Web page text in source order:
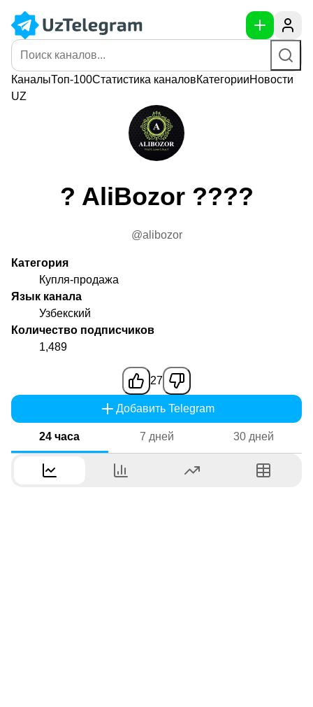
КаналыТоп-100Статистика каналовКатегорииНовости
UZ
? AliBozor ????
@alibozor
Категория
Купля-продажа
Язык канала
Узбекский
Количество подписчиков
1,489
27
Добавить Telegram
24 часа 7 дней 30 дней